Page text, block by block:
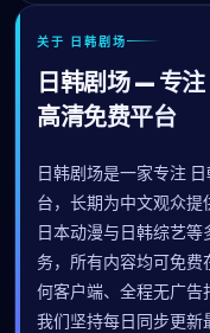
关于 日韩剧场
日韩剧场 — 专
高清免费平台
日韩剧场是一家专注
台，长期为中文观众提
日本动漫与日韩综艺
务，所有内容均可免
何客户端、全程无广告
我们坚持每日同步更